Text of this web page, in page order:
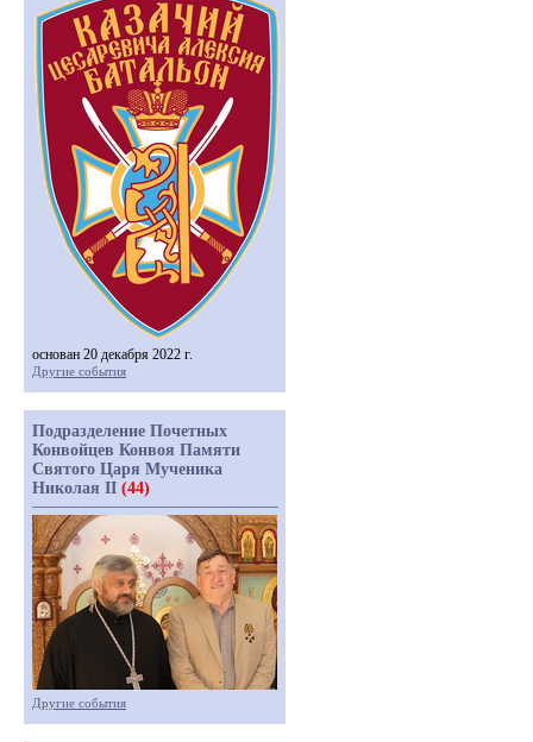
основан 20 декабря 2022 г.
Другие события
Подразделение Почетных
Конвойцев Конвоя Памяти
Святого Царя Мученика
Николая II (44)
Другие события